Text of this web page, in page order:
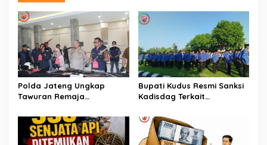
Polda Jateng Ungkap
Tawuran Remaja
Tersangka
Bupati Kudus Resmi Sanksi
Kadisdag Terkait